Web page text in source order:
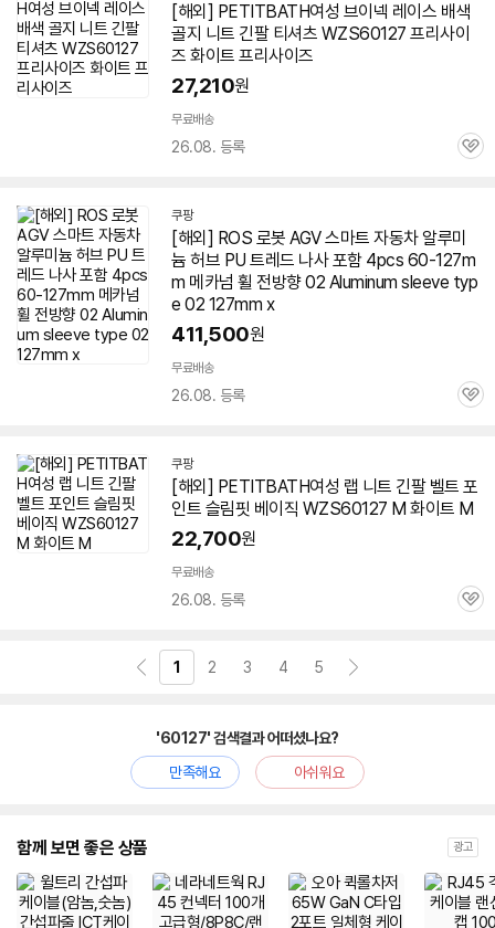
[해외] PETITBATH여성 브이넥 레이스 배색
골지 니트 긴팔 티셔츠 WZS60127 프리사이
즈 화이트 프리사이즈
27,210원
무료배송
26.08. 등록
관
쿠팡
[해외] ROS 로봇 AGV 스마트 자동차 알루미
늄 허브 PU 트레드 나사 포함 4pcs 60-127m
m 메카넘 휠 전방향 02 Aluminum sleeve typ
e 02 127mm x
411,500원
무료배송
26.08. 등록
관
쿠팡
[해외] PETITBATH여성 랩 니트 긴팔 벨트 포
인트 슬림핏 베이직 WZS60127 M 화이트 M
22,700원
무료배송
26.08. 등록
관
1 2 3 4 5
'60127' 검색결과 어떠셨나요?
만족해요
아쉬워요
함께 보면 좋은 상품 광고